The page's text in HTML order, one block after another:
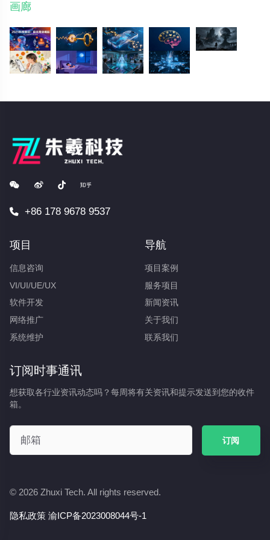
画廊
+86 178 9678 9537
项目
信息咨询
VI/UI/UE/UX
软件开发
网络推广
系统维护
导航
项目案例
服务项目
新闻资讯
关于我们
联系我们
订阅时事通讯
想获取各行业资讯动态吗？每周将有关资讯和提示发送到您的收件
箱。
订阅
© 2026Zhuxi Tech. All rights reserved.
隐私政策 渝ICP备2023008044号-1